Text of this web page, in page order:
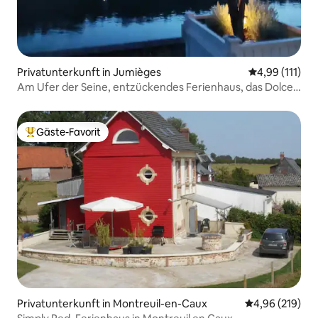
Privatunterkunft in Jumièges
4,99 (111)
Am Ufer der Seine, entzückendes Ferienhaus, das Dolce
Beliebter Gäste-Favorit.
Gäste-Favorit
Privatunterkunft in Montreuil-en-Caux
4,96 (219)